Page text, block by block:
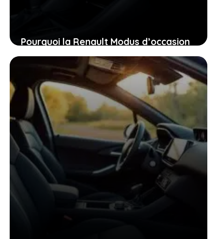
Pourquoi la Renault Modus d’occasion
pourrait bien être la voiture idéale
pour vous aujourd’hui
26 janvier 2026